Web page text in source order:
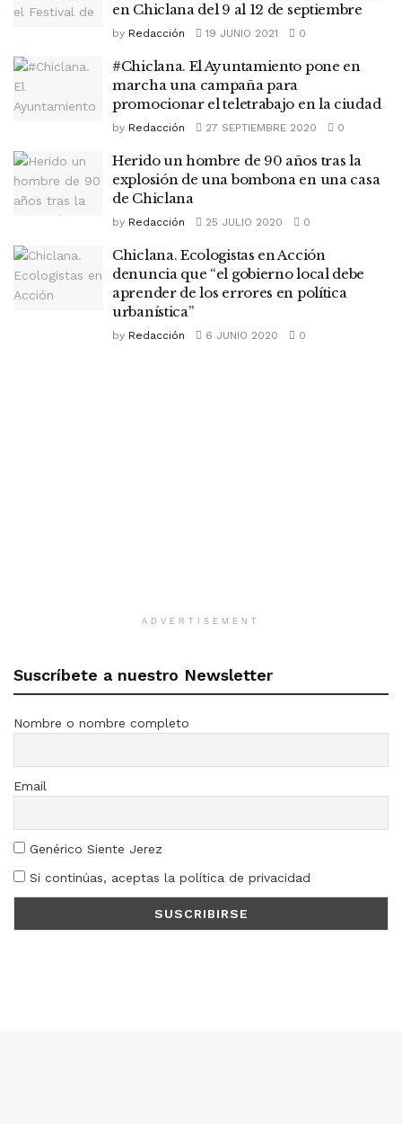
en Chiclana del 9 al 12 de septiembre
by Redacción 19 JUNIO 2021 0
#Chiclana. El Ayuntamiento pone en
marcha una campaña para
promocionar el teletrabajo en la ciudad
by Redacción 27 SEPTIEMBRE 2020 0
Herido un hombre de 90 años tras la
explosión de una bombona en una casa
de Chiclana
by Redacción 25 JULIO 2020 0
Chiclana. Ecologistas en Acción
denuncia que “el gobierno local debe
aprender de los errores en política
urbanística”
by Redacción 6 JUNIO 2020 0
ADVERTISEMENT
Suscríbete a nuestro Newsletter
Nombre o nombre completo
Email
Genérico Siente Jerez
Si continúas, aceptas la política de privacidad